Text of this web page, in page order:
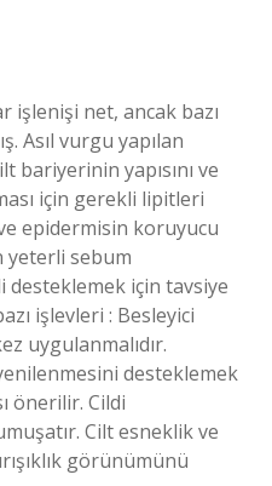
işlenişi net, ancak bazı
Asıl vurgu yapılan
bariyerinin yapısını ve
için gerekli lipitleri
epidermisin koruyucu
yeterli sebum
desteklemek için tavsiye
işlevleri : Besleyici
uygulanmalıdır.
desteklemek
önerilir. Cildi
Cilt esneklik ve
görünümünü